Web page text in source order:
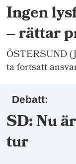
Ingen
– rättar
ÖSTERSUND
ta fortsatt
Debatt:
SD: Nu
tur